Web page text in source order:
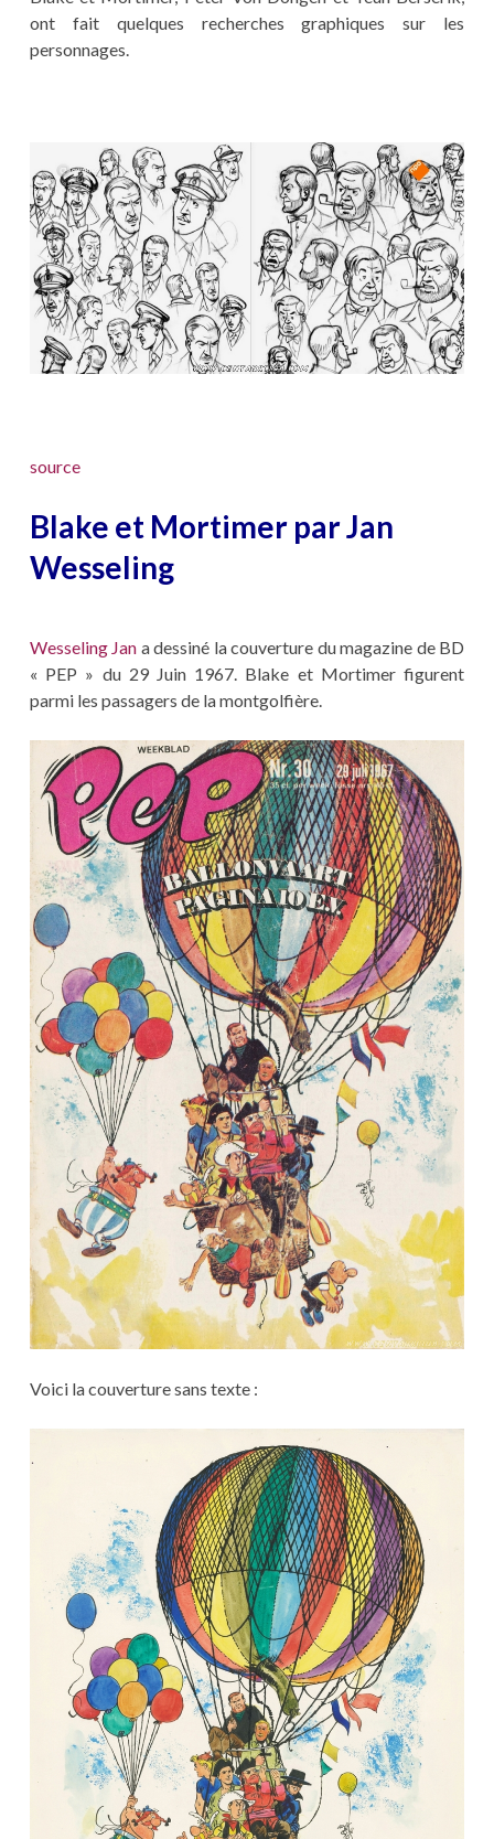
ont fait quelques recherches graphiques sur les
personnages.
source
Blake et Mortimer par Jan
Wesseling
Wesseling Jan a dessiné la couverture du magazine de BD
« PEP » du 29 Juin 1967. Blake et Mortimer figurent
parmi les passagers de la montgolfière.
Voici la couverture sans texte :